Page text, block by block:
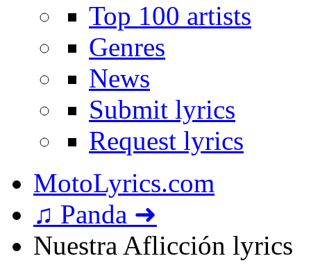
Top 100 artists
Genres
News
Submit lyrics
Request lyrics
MotoLyrics.com
♫ Panda ➜
Nuestra Aflicción lyrics